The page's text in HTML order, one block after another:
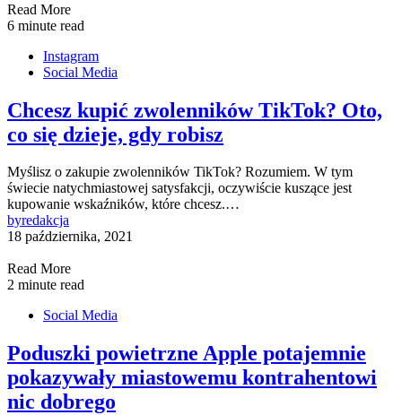
Read More
6 minute read
Instagram
Social Media
Chcesz kupić zwolenników TikTok? Oto,
co się dzieje, gdy robisz
Myślisz o zakupie zwolenników TikTok? Rozumiem. W tym
świecie natychmiastowej satysfakcji, oczywiście kuszące jest
kupowanie wskaźników, które chcesz.…
byredakcja
18 października, 2021
Read More
2 minute read
Social Media
Poduszki powietrzne Apple potajemnie
pokazywały miastowemu kontrahentowi
nic dobrego